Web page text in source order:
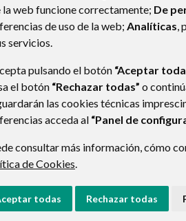
la web funcione correctamente; De
de uso de la web; Analíticas,
servicios.
pulsando el botón “Aceptar
el botón “Rechazar todas” o
las cookies técnicas
acceda al “Panel de
consultar más información, cómo
de Cookies.
todas Rechazar todas